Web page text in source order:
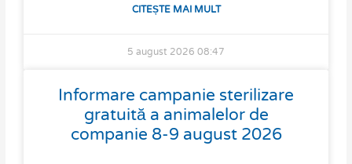
CITEȘTE MAI MULT
5 august 2026 08:47
Informare campanie sterilizare
gratuită a animalelor de
companie 8-9 august 2026